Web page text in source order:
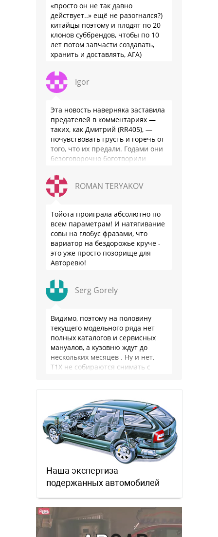
«просто он не так давно
действует..» ещё не разогнался?)
китайцы поэтому и плодят по 20
клонов суббрендов, чтобы по 10
лет потом запчасти создавать,
хранить и доставлять, АГА)
Igor
Эта новость наверняка заставила
предателей в комментариях —
таких, как Дмитрий (RR405), —
почувствовать грусть и горечь от
того, что их предали. Годами они
безоговорочно боготворили
ROMAN TERYAKOV
Тойота проиграла абсолютно по
всем параметрам! И натягивание
совы на глобус фразами, что
вариатор на бездорожье круче -
это уже просто позорище для
Авторевю!
Serg Gorely
Видимо, поэтому на половину
текущего модельного ряда нет
полных каталогов и сервисных
мануалов, а кузовню ждут до
нескольких месяцев . Ну и нет,
Т1Х не собираются снимать с
Наша экспертиза
подержанных автомобилей